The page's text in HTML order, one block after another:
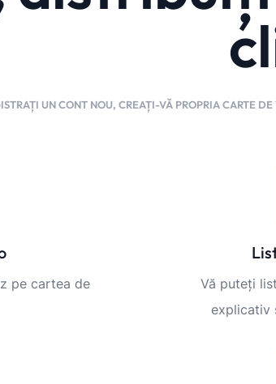
UN CONT NOU, CREAȚI-VĂ PROPRIA CARTE
pe cartea de
Vă puteți
explicativ